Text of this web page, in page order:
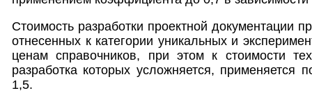
Стоимость разработки проектной документации
отнесенных к категории уникальных и
ценам справочников, при этом к стоимости
разработка которых усложняется,
1,5.